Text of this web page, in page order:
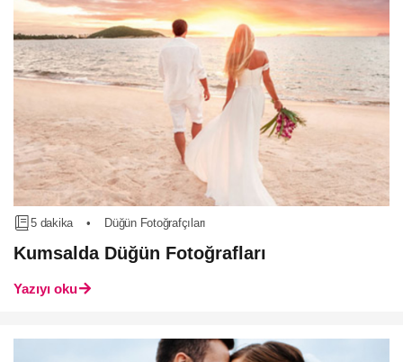
5 dakika • Düğün Fotoğrafçıları
Kumsalda Düğün Fotoğrafları
Yazıyı oku